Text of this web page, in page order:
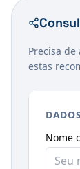
Precisa
estas
Nome